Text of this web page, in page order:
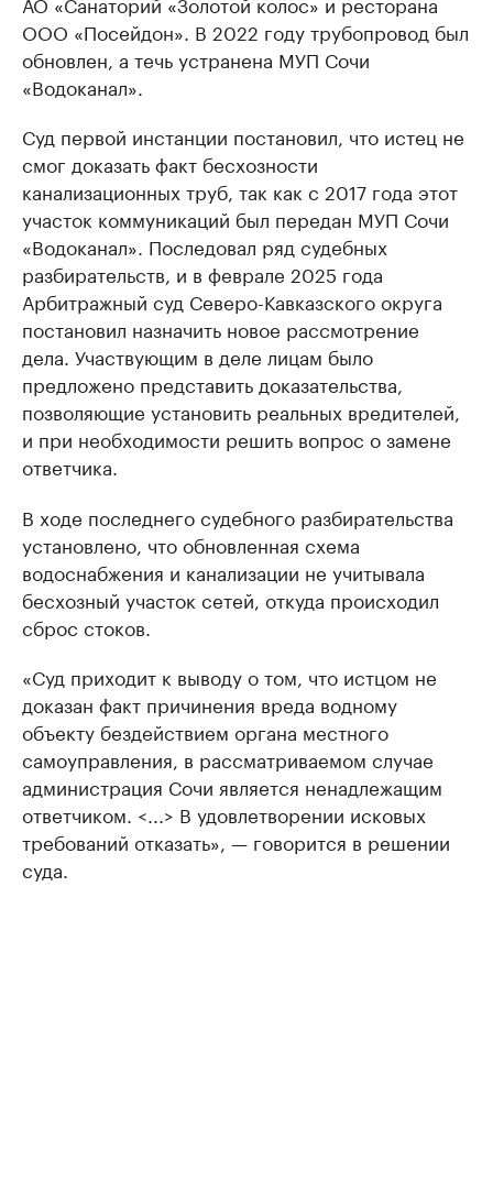
ООО «Посейдон». В 2022 году трубопровод был
обновлен, а течь устранена МУП Сочи
«Водоканал».
Суд первой инстанции постановил, что истец не
смог доказать факт бесхозности
канализационных труб, так как с 2017 года этот
участок коммуникаций был передан МУП Сочи
«Водоканал». Последовал ряд судебных
разбирательств, и в феврале 2025 года
Арбитражный суд Северо-Кавказского округа
постановил назначить новое рассмотрение
дела. Участвующим в деле лицам было
предложено представить доказательства,
позволяющие установить реальных вредителей,
и при необходимости решить вопрос о замене
ответчика.
В ходе последнего судебного разбирательства
установлено, что обновленная схема
водоснабжения и канализации не учитывала
бесхозный участок сетей, откуда происходил
сброс стоков.
«Суд приходит к выводу о том, что истцом не
доказан факт причинения вреда водному
объекту бездействием органа местного
самоуправления, в рассматриваемом случае
администрация Сочи является ненадлежащим
ответчиком. <...> В удовлетворении исковых
требований отказать», — говорится в решении
суда.